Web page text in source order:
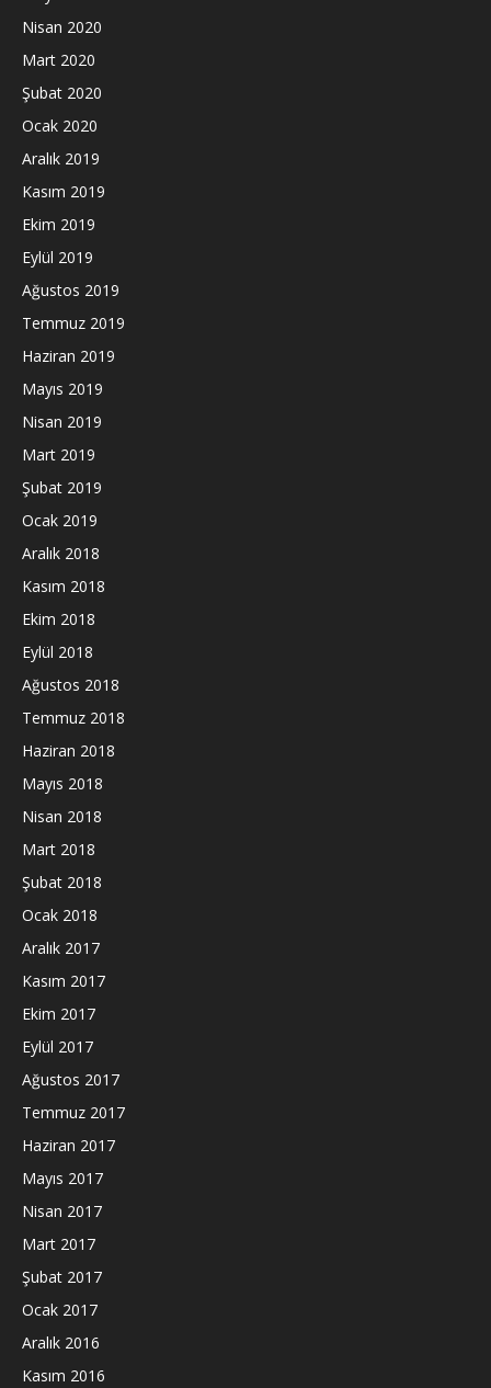
Nisan 2020
Mart 2020
Şubat 2020
Ocak 2020
Aralık 2019
Kasım 2019
Ekim 2019
Eylül 2019
Ağustos 2019
Temmuz 2019
Haziran 2019
Mayıs 2019
Nisan 2019
Mart 2019
Şubat 2019
Ocak 2019
Aralık 2018
Kasım 2018
Ekim 2018
Eylül 2018
Ağustos 2018
Temmuz 2018
Haziran 2018
Mayıs 2018
Nisan 2018
Mart 2018
Şubat 2018
Ocak 2018
Aralık 2017
Kasım 2017
Ekim 2017
Eylül 2017
Ağustos 2017
Temmuz 2017
Haziran 2017
Mayıs 2017
Nisan 2017
Mart 2017
Şubat 2017
Ocak 2017
Aralık 2016
Kasım 2016